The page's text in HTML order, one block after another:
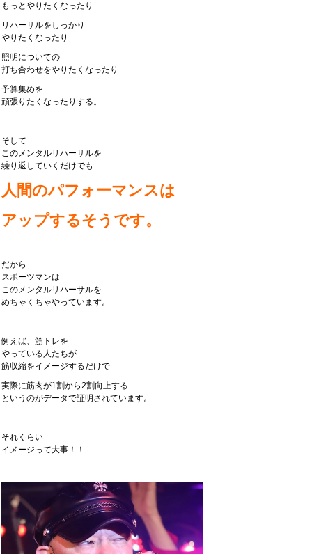
もっとやりたくなったり
リハーサルをしっかり
やりたくなったり
照明についての
打ち合わせをやりたくなったり
予算集めを
頑張りたくなったりする。
そして
このメンタルリハーサルを
繰り返していくだけでも
人間のパフォーマンスは
アップするそうです。
だから
スポーツマンは
このメンタルリハーサルを
めちゃくちゃやっています。
例えば、筋トレを
やっている人たちが
筋収縮をイメージするだけで
実際に筋肉が1割から2割向上する
というのがデータで証明されています。
それくらい
イメージって大事！！